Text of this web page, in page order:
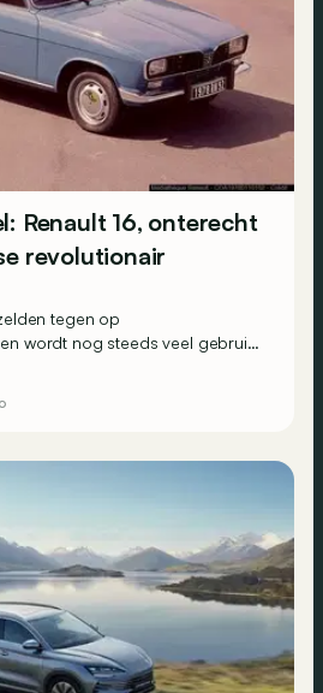
Renault 16, onterecht
revolutionair
tegen op
wordt nog steeds veel gebruikt